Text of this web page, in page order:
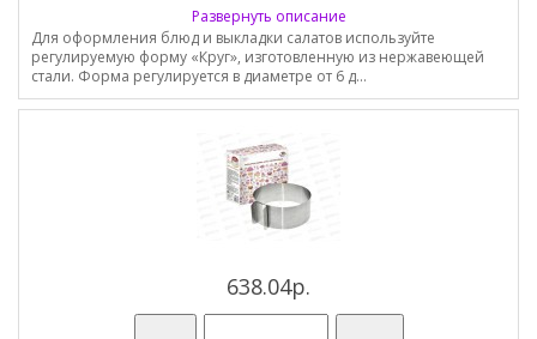
Развернуть описание
Для оформления блюд и выкладки салатов используйте
регулируемую форму «Круг», изготовленную из нержавеющей
стали. Форма регулируется в диаметре от 6 д...
638.04р.